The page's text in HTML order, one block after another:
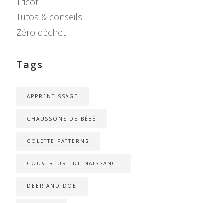
Tutos & conseils
Zéro déchet
Tags
APPRENTISSAGE
CHAUSSONS DE BÉBÉ
COLETTE PATTERNS
COUVERTURE DE NAISSANCE
DEER AND DOE